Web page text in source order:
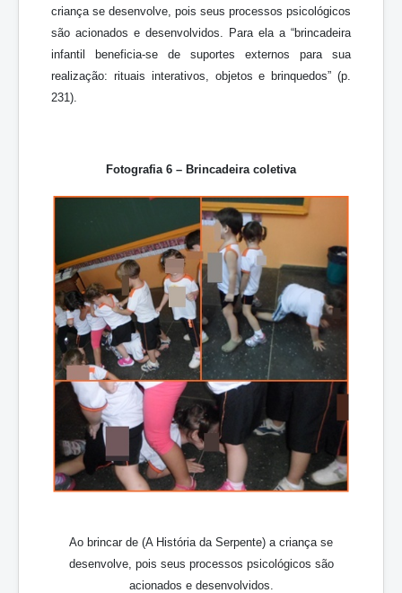
criança se desenvolve, pois seus processos psicológicos
são acionados e desenvolvidos. Para ela a “brincadeira
infantil beneficia-se de suportes externos para sua
realização: rituais interativos, objetos e brinquedos” (p.
231).
Fotografia 6 – Brincadeira coletiva
Ao brincar de (A História da Serpente) a criança se
desenvolve, pois seus processos psicológicos são
acionados e desenvolvidos.